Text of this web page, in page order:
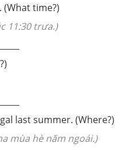
(What time?)
11:30 trưa.)
last summer. (Where?)
mùa hè năm ngoái.)